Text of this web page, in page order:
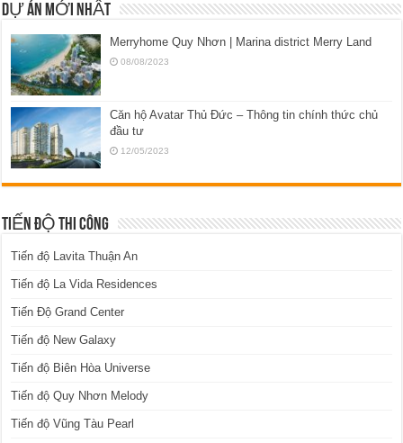
DỰ ÁN MỚI NHẤT
Merryhome Quy Nhơn | Marina district Merry Land
08/08/2023
Căn hộ Avatar Thủ Đức – Thông tin chính thức chủ
đầu tư
12/05/2023
TIẾN ĐỘ THI CÔNG
Tiến độ Lavita Thuận An
Tiến độ La Vida Residences
Tiến Độ Grand Center
Tiến độ New Galaxy
Tiến độ Biên Hòa Universe
Tiến độ Quy Nhơn Melody
Tiến độ Vũng Tàu Pearl